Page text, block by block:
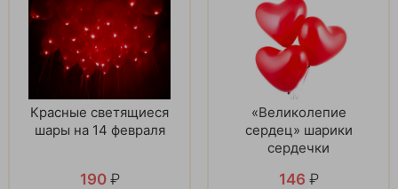
Красные светящиеся
шары на 14 февраля
190 ₽
«Великолепие
сердец» шарики
сердечки
146 ₽